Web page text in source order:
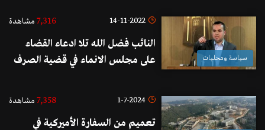
العكس
سياسة ومحليات
14-11-2022
7,316 مشاهدة
النائب فضل الله تلا ادعاء القضاء
على مجلس الانماء في قضية الصرف
المشتركة: "هذا الملف بين أيدي النواب"
1-7-2024
7,358 مشاهدة
تعميم من السفارة الأميركية في